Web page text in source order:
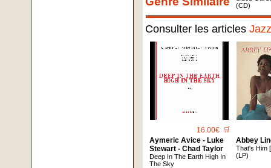
(CD)
Consulter les articles
16.00€ 🛒
Aymeric Avice - Luke
Stewart - Chad Taylor
Deep In The Earth High In
The Sky
Abbey
That's Him
(LP)